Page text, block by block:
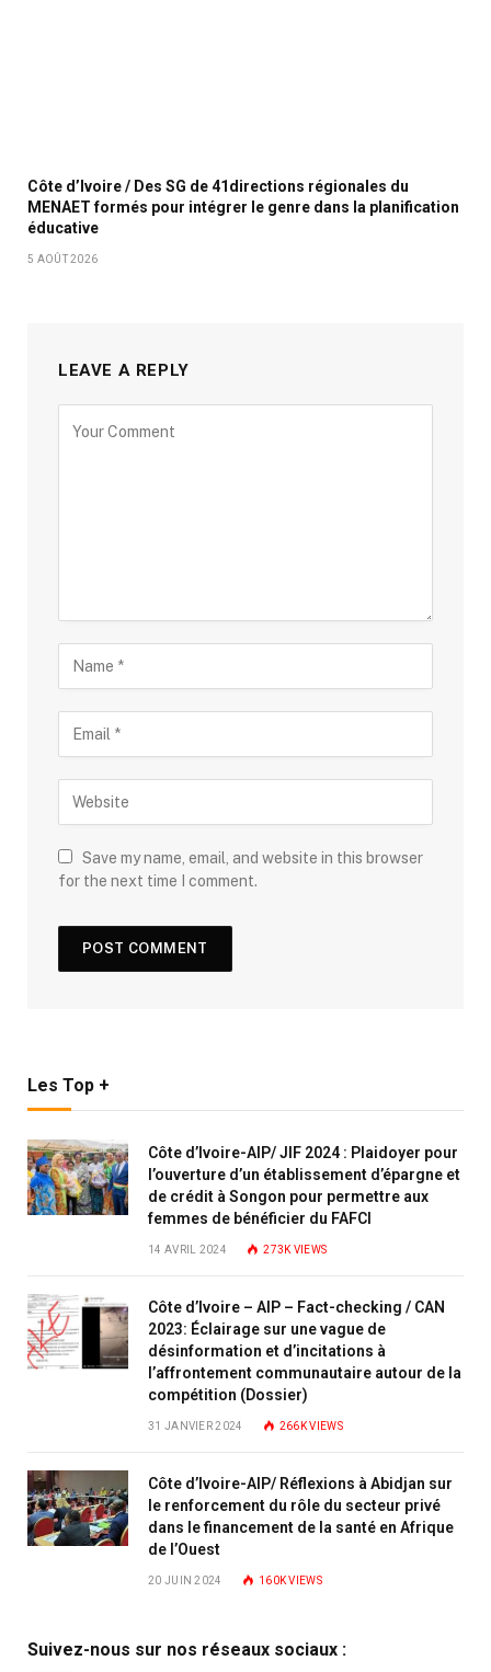
Côte d’Ivoire / Des SG de 41directions régionales du
MENAET formés pour intégrer le genre dans la planification
éducative
5 AOÛT 2026
LEAVE A REPLY
Save my name, email, and website in this browser
for the next time I comment.
Les Top +
Côte d’Ivoire-AIP/ JIF 2024 : Plaidoyer pour
l’ouverture d’un établissement d’épargne et
de crédit à Songon pour permettre aux
femmes de bénéficier du FAFCI
14 AVRIL 2024 273K VIEWS
Côte d’Ivoire – AIP – Fact-checking / CAN
2023: Éclairage sur une vague de
désinformation et d’incitations à
l’affrontement communautaire autour de la
compétition (Dossier)
31 JANVIER 2024 266KVIEWS
Côte d’Ivoire-AIP/ Réflexions à Abidjan sur
le renforcement du rôle du secteur privé
dans le financement de la santé en Afrique
de l’Ouest
20 JUIN 2024 160KVIEWS
Suivez-nous sur nos réseaux sociaux :